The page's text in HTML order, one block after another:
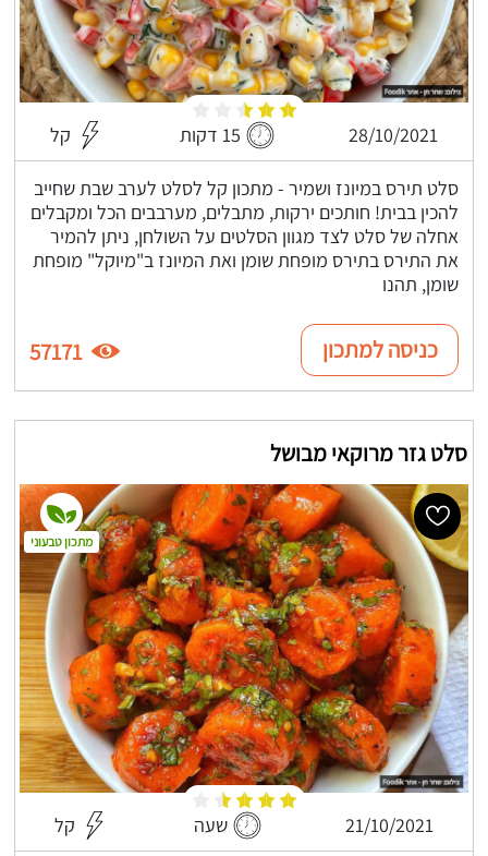
28/10/2021 15 דקות קל
סלט תירס במיונז ושמיר - מתכון קל לסלט לערב שבת שחייב
להכין בבית! חותכים ירקות, מתבלים, מערבבים הכל ומקבלים
אחלה של סלט לצד מגוון הסלטים על השולחן, ניתן להמיר
את התירס בתירס מופחת שומן ואת המיונז ב"מיוקל" מופחת
שומן, תהנו
כניסה למתכון 57171
סלט גזר מרוקאי מבושל
21/10/2021 שעה קל
מתכון טבעוני